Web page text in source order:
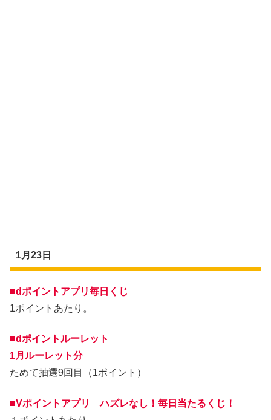
1月23日
■dポイントアプリ毎日くじ
1ポイントあたり。
■dポイントルーレット
1月ルーレット分
ためて抽選9回目（1ポイント）
■Vポイントアプリ ハズレなし！毎日当たるくじ！